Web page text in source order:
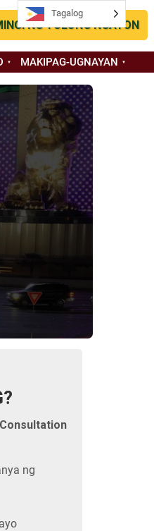
NG TULONG NGAYON
MAKIPAG-UGNAYAN
ng
Tagalog
Tagalog